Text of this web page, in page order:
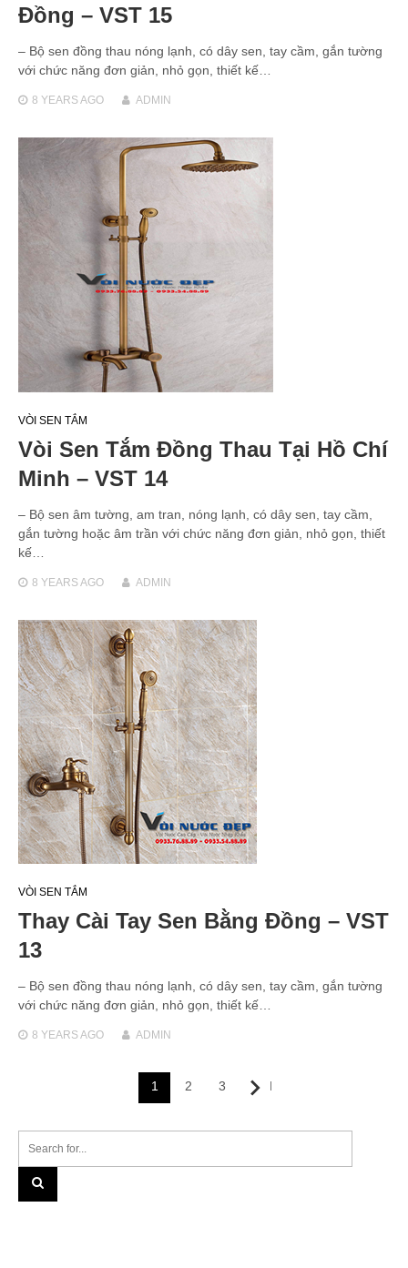
Đồng – VST 15
– Bộ sen đồng thau nóng lạnh, có dây sen, tay cầm, gắn tường
với chức năng đơn giản, nhỏ gọn, thiết kế…
8 YEARSAGO ADMIN
VÒI SEN TẮM
Vòi Sen Tắm Đồng Thau Tại Hồ Chí
Minh – VST 14
– Bộ sen âm tường, am tran, nóng lạnh, có dây sen, tay cầm,
gắn tường hoặc âm trần với chức năng đơn giản, nhỏ gọn, thiết
kế…
8 YEARSAGO ADMIN
VÒI SEN TẮM
Thay Cài Tay Sen Bằng Đồng – VST
13
– Bộ sen đồng thau nóng lạnh, có dây sen, tay cầm, gắn tường
với chức năng đơn giản, nhỏ gọn, thiết kế…
8 YEARSAGO ADMIN
1 2 3 Next